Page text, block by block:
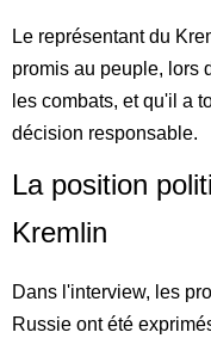
Le représentant du
promis au peuple, lors
les combats, et qu'il a
décision responsable.
La position
Kremlin
Dans l'interview, les
Russie ont été